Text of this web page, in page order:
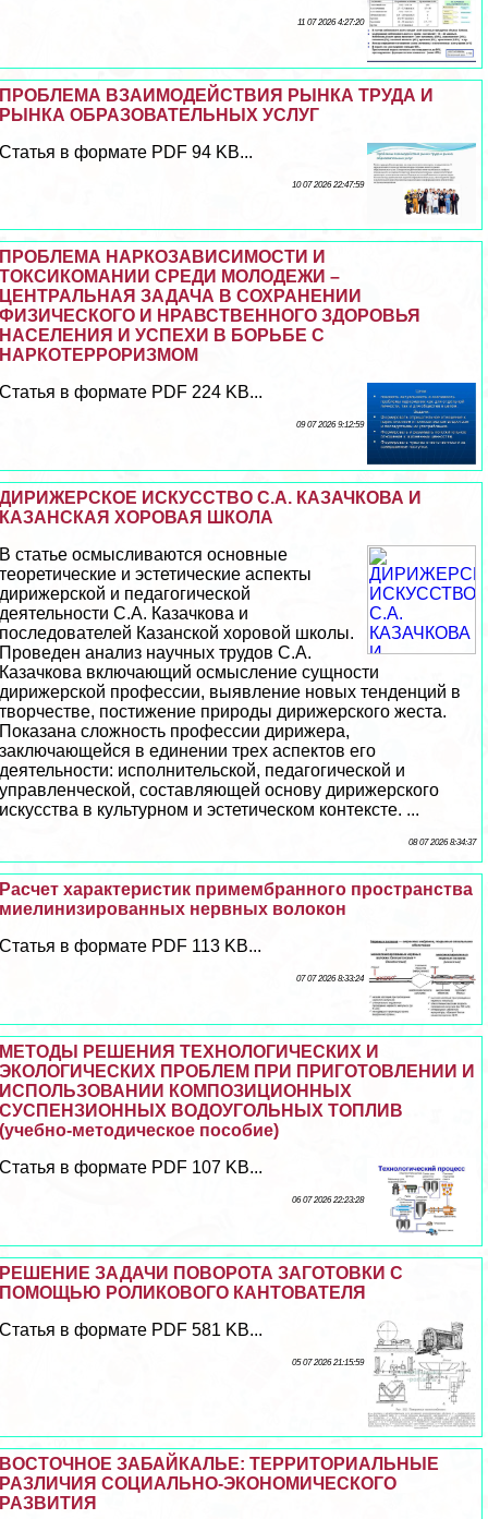
11 07 2026 4:27:20
ПРОБЛЕМА ВЗАИМОДЕЙСТВИЯ РЫНКА ТРУДА И
РЫНКА ОБРАЗОВАТЕЛЬНЫХ УСЛУГ
Статья в формате PDF 94 KB...
10 07 2026 22:47:59
ПРОБЛЕМА НАРКОЗАВИСИМОСТИ И
ТОКСИКОМАНИИ СРЕДИ МОЛОДЕЖИ –
ЦЕНТРАЛЬНАЯ ЗАДАЧА В СОХРАНЕНИИ
ФИЗИЧЕСКОГО И НРАВСТВЕННОГО ЗДОРОВЬЯ
НАСЕЛЕНИЯ И УСПЕХИ В БОРЬБЕ С
НАРКОТЕРРОРИЗМОМ
Статья в формате PDF 224 KB...
09 07 2026 9:12:59
ДИРИЖЕРСКОЕ ИСКУССТВО С.А. КАЗАЧКОВА И
КАЗАНСКАЯ ХОРОВАЯ ШКОЛА
В статье осмысливаются основные
теоретические и эстетические аспекты
дирижерской и педагогической
деятельности С.А. Казачкова и
последователей Казанской хоровой школы.
Проведен анализ научных трудов С.А.
Казачкова включающий осмысление сущности
дирижерской профессии, выявление новых тенденций в
творчестве, постижение природы дирижерского жеста.
Показана сложность профессии дирижера,
заключающейся в единении трех аспектов его
деятельности: исполнительской, педагогической и
управленческой, составляющей основу дирижерского
искусства в культурном и эстетическом контексте. ...
08 07 2026 8:34:37
Расчет хаpaктеристик примембранного прострaнcтва
миелинизированных нервных волокон
Статья в формате PDF 113 KB...
07 07 2026 8:33:24
МЕТОДЫ РЕШЕНИЯ ТЕХНОЛОГИЧЕСКИХ И
ЭКОЛОГИЧЕСКИХ ПРОБЛЕМ ПРИ ПРИГОТОВЛЕНИИ И
ИСПОЛЬЗОВАНИИ КОМПОЗИЦИОННЫХ
СУСПЕНЗИОННЫХ ВОДОУГОЛЬНЫХ ТОПЛИВ
(учебно-методическое пособие)
Статья в формате PDF 107 KB...
06 07 2026 22:23:28
РЕШЕНИЕ ЗАДАЧИ ПОВОРОТА ЗАГОТОВКИ С
ПОМОЩЬЮ РОЛИКОВОГО КАНТОВАТЕЛЯ
Статья в формате PDF 581 KB...
05 07 2026 21:15:59
ВОСТОЧНОЕ ЗАБАЙКАЛЬЕ: ТЕРРИТОРИАЛЬНЫЕ
РАЗЛИЧИЯ СОЦИАЛЬНО-ЭКОНОМИЧЕСКОГО
РАЗВИТИЯ